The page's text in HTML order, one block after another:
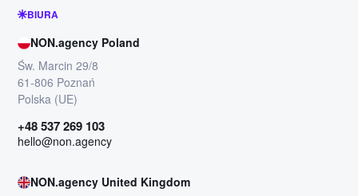
BIURA
NON.agency Poland
Św. Marcin 29/8
61-806 Poznań
Polska (UE)
+48 537 269 103
hello@non.agency
NON.agency United Kingdom